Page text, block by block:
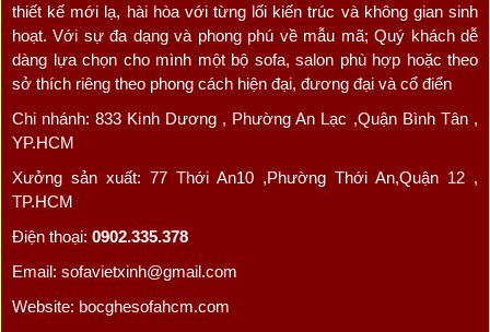
thiết kế mới lạ, hài hòa với từng lối kiến trúc và không gian sinh
hoạt. Với sự đa dạng và phong phú về mẫu mã; Quý khách dễ
dàng lựa chọn cho mình một bộ sofa, salon phù hợp hoặc theo
sở thích riêng theo phong cách hiện đại, đương đại và cổ điển
Chi nhánh: 833 Kinh Dương , Phường An Lạc ,Quận Bình Tân ,
YP.HCM
Xưởng sản xuất: 77 Thới An10 ,Phường Thới An,Quận 12 ,
TP.HCM
Điện thoại: 0902.335.378
Email: sofavietxinh@gmail.com
Website: bocghesofahcm.com